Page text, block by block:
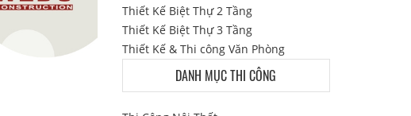
Thiết Kế Biệt Thự 2 Tầng
Thiết Kế Biệt Thự 3 Tầng
Thiết Kế & Thi công Văn Phòng
DANH MỤC THI CÔNG